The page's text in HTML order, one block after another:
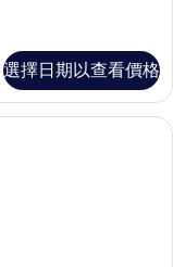
選擇日期以查看價格
| 客房內保險箱、書桌、